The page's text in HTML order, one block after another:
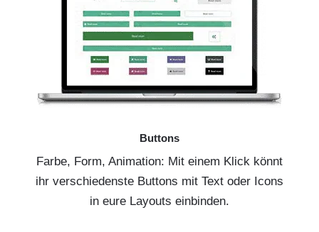
Buttons
Farbe, Form, Animation: Mit einem Klick könnt
ihr verschiedenste Buttons mit Text oder Icons
in eure Layouts einbinden.